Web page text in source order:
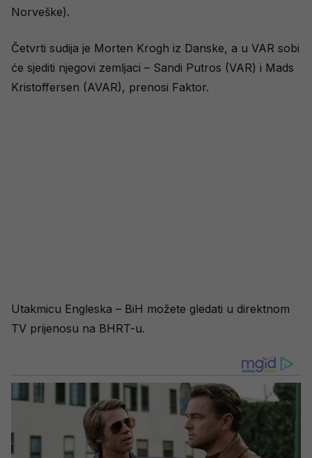
Norveške).
Četvrti sudija je Morten Krogh iz Danske, a u VAR sobi
će sjediti njegovi zemljaci – Sandi Putros (VAR) i Mads
Kristoffersen (AVAR), prenosi Faktor.
Utakmicu Engleska – BiH možete gledati u direktnom
TV prijenosu na BHRT-u.